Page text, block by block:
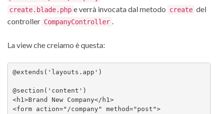
create.blade.php e verrà invocata dal metodo create del
controller CompanyController
La view che creiamo è questa:
@extends('layouts.app')
@section('content')
<h1>Brand New Company</h1>
<form action="/company" method="post">